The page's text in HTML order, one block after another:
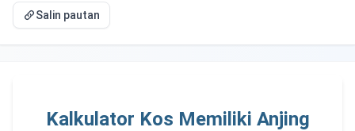
Salin pautan
Kalkulator Kos Memiliki Anjing